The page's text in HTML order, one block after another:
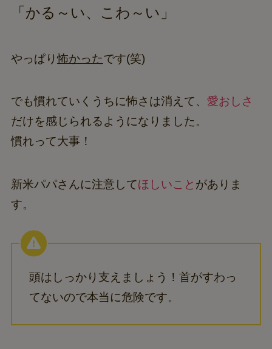
「かる～い、こわ～い」
やっぱり怖かったです(笑)
でも慣れていくうちに怖さは消えて、 愛おしさ
だけを感じられるようになりました。
慣れって大事！
新米パパさんに注意してほしいこと がありま
す。
頭はしっかり支えましょう！首がすわっ
てないので本当に危険です。